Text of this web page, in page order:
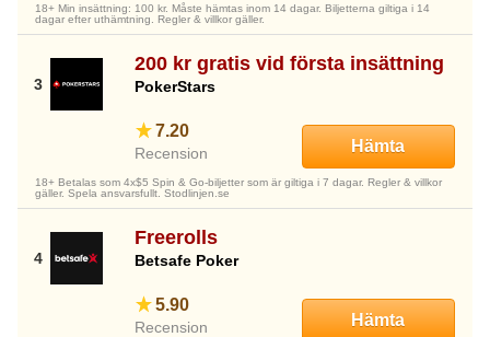
18+ Min insättning: 100 kr. Måste hämtas inom 14 dagar. Biljetterna giltiga i 14
dagar efter uthämtning. Regler & villkor gäller.
200 kr gratis vid första insättning
PokerStars
7.20
Recension Hämta
18+ Betalas som 4x$5 Spin & Go-biljetter som är giltiga i 7 dagar. Regler & villkor
gäller. Spela ansvarsfullt. Stodlinjen.se
Freerolls
Betsafe Poker
5.90
Recension Hämta